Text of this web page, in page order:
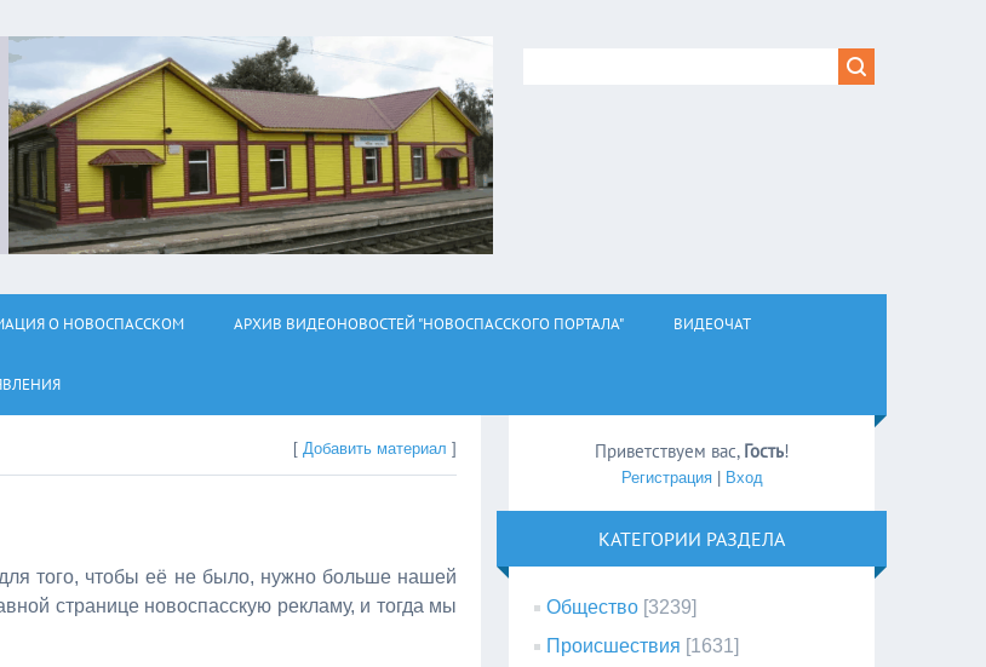
О НОВОСПАССКОМ АРХИВ ВИДЕОНОВОСТЕЙ "НОВОСПАССКОГО ПОРТАЛА" ВИДЕОЧАТ
[Добавить материал ]
того, чтобы её не было, нужно больше нашей
странице новоспасскую рекламу, и тогда мы
Приветствуем вас, Гость!
Регистрация| Вход
КАТЕГОРИИ РАЗДЕЛА
Общество [3239]
Происшествия [1631]